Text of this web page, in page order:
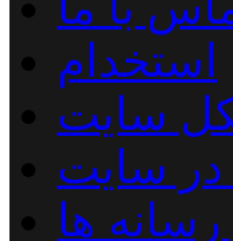
استخدام
سایت
در سایت
رسانه ها